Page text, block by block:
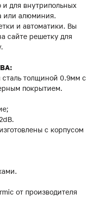
для внутрипольных
или алюминия.
и автоматики. Вы
сайте решетку для
толщиной 0.9мм с
покрытием.
с корпусом
от производителя